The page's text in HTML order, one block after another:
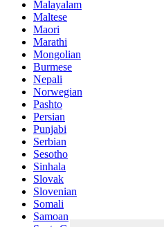
Malayalam
Maltese
Maori
Marathi
Mongolian
Burmese
Nepali
Norwegian
Pashto
Persian
Punjabi
Serbian
Sesotho
Sinhala
Slovak
Slovenian
Somali
Samoan